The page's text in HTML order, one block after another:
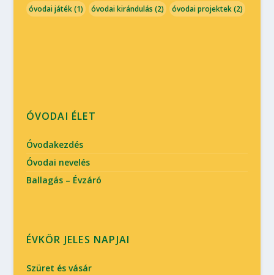
óvodai játék(1) óvodai kirándulás (2) óvodai projektek(2)
ÓVODAI ÉLET
Óvodakezdés
Óvodai nevelés
Ballagás – Évzáró
ÉVKÖR JELES NAPJAI
Szüret és vásár